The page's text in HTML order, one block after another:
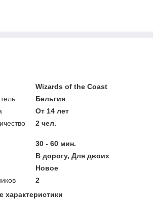
Wizards of the Coast
Бельгия
От 14 лет
2 чел.
30 - 60 мин.
В дорогу, Для двоих
Новое
2
характеристики